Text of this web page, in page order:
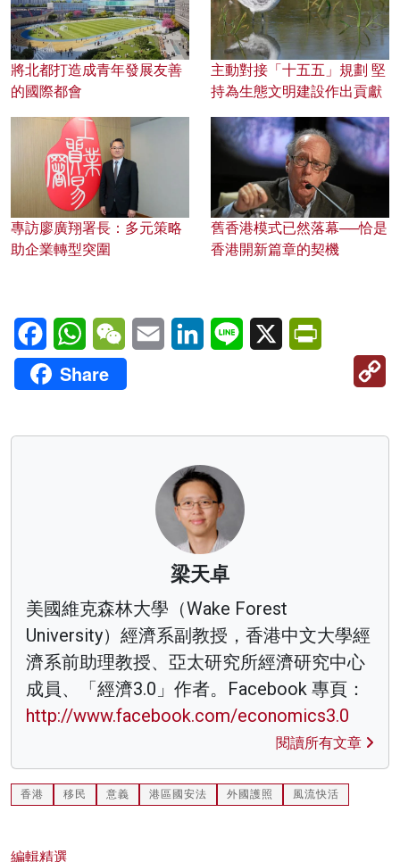
將北都打造成青年發展友善
的國際都會
主動對接「十五五」規劃 堅
持為生態文明建設作出貢獻
專訪廖廣翔署長：多元策略
助企業轉型突圍
舊香港模式已然落幕──恰是
香港開新篇章的契機
FacebookWhatsAppWeChatEmail LinkedInLine X
Share
梁天卓
美國維克森林大學（Wake Forest
University）經濟系副教授，香港中文大學經
濟系前助理教授、亞太研究所經濟研究中心
成員、「經濟3.0」作者。Facebook 專頁：
http://www.facebook.com/economics3.0
閱讀所有文章
香港 移民 意義 港區國安法 外國護照 風流快活
編輯精選